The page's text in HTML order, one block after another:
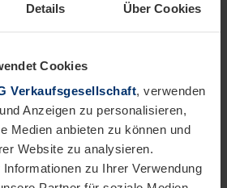
Details Über Cookies
Cookies
Verkaufsgesellschaft, verwenden
Anzeigen zu personalisieren,
Medien anbieten zu können und
Website zu analysieren.
zu Ihrer Verwendung